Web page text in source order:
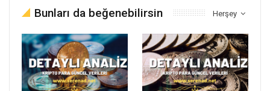
Herşey
Bunları da beğenebilirsin